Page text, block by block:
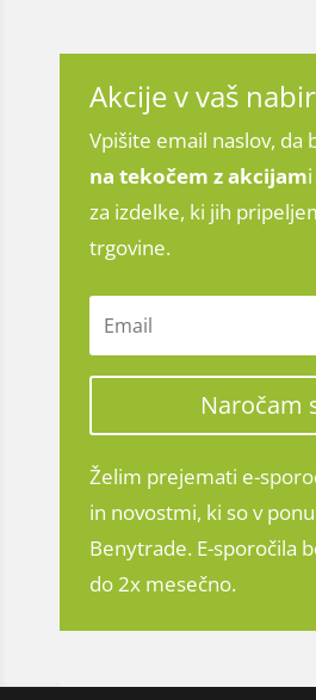
Akcije v vaš
Vpišite email naslov, da
na tekočem zakcijam
za izdelke, ki jih
trgovine.
Naročam
Želim prejemati e-
in novostmi, ki so v
Benytrade. E-sporočila
do 2x mesečno.